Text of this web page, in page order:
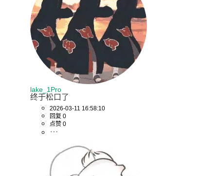
lake_1Pro
终于松口了
2026-03-11 16:58:10
回复 0
点赞 0